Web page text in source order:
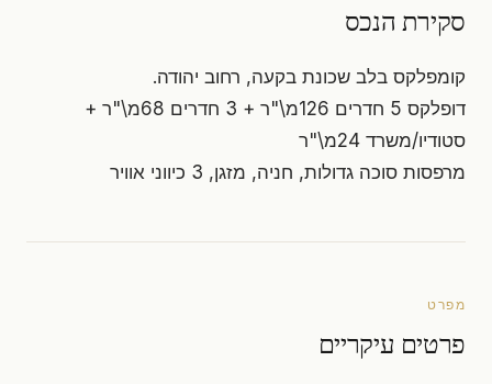
סקירת הנכס
קומפלקס בלב שכונת בקעה, רחוב יהודה.
דופלקס 5 חדרים 126מ\"ר + 3 חדרים 68מ\"ר +
סטודיו/משרד 24מ\"ר
מרפסות סוכה גדולות, חניה, מזגן, 3 כיווני אוויר
מפרט
פרטים עיקריים